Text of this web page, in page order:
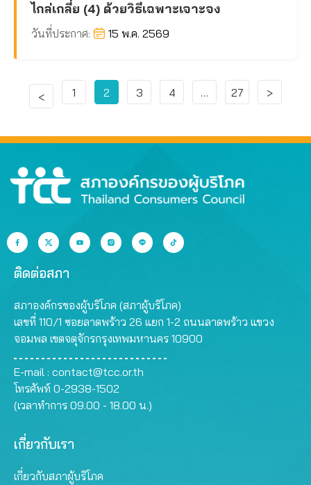
ไกล่เกลี่ย (4) ด้วยวิธีเฉพาะเจาะจง
วันที่ประกาศ: 15 พ.ค. 2569
< 1 2 3 4 … 27 >
ติดต่อสภา
สภาองค์กรของผู้บริโภค (สภาผู้บริโภค)
เลขที่ 110/1 ซอยลาดพร้าว 26 แยก 1-2 ถนนลาดพร้าว แขวง
จอมพล เขตจตุจักรกรุงเทพมหานคร 10900
E-mail : contact@tcc.or.th
โทรศัพท์ 0-2938-1502
(เวลาทำการ 09.00 - 18.00 น.)
เกี่ยวกับเรา
เกี่ยวกับสภาผู้บริโภค